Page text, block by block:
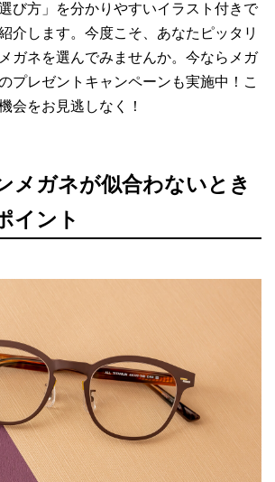
び方」を分かりやすいイラスト付きで
介します。今度こそ、あなたピッタリ
ガネを選んでみませんか。今ならメガ
プレゼントキャンペーンも実施中！こ
会をお見逃しなく！
メガネが似合わないとき
イント